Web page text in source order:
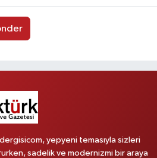
yepyeni temasıyla sizleri
sadelik ve modernizmi bir araya